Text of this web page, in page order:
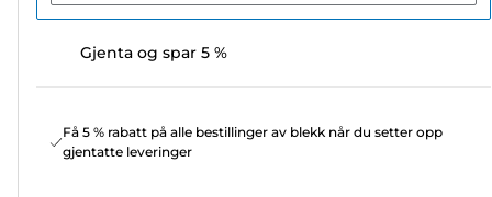
Gjenta og spar 5 %
Få 5 % rabatt på alle bestillinger av blekk når du setter opp
gjentatte leveringer